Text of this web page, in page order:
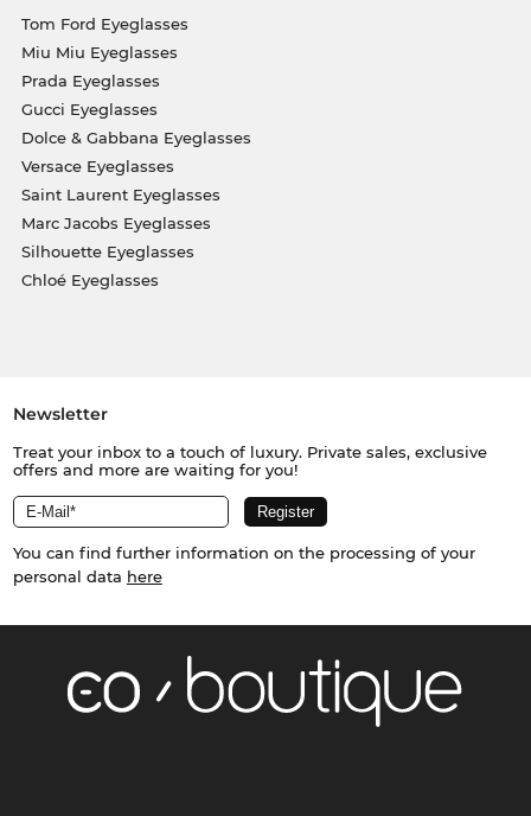
Tom Ford Eyeglasses
Miu Miu Eyeglasses
Prada Eyeglasses
Gucci Eyeglasses
Dolce & Gabbana Eyeglasses
Versace Eyeglasses
Saint Laurent Eyeglasses
Marc Jacobs Eyeglasses
Silhouette Eyeglasses
Chloé Eyeglasses
Newsletter
Treat your inbox to a touch of luxury. Private sales, exclusive
offers and more are waiting for you!
You can find further information on the processing of your
personal data here